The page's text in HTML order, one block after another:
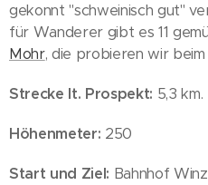
gekonnt "schweinisch gut"
für Wanderer gibt es 11
Mohr, die probieren wir beim
Strecke lt. Prospekt: 5,3 km.
Höhenmeter: 250
Start und Ziel: Bahnhof